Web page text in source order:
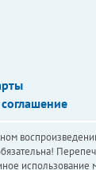
использование